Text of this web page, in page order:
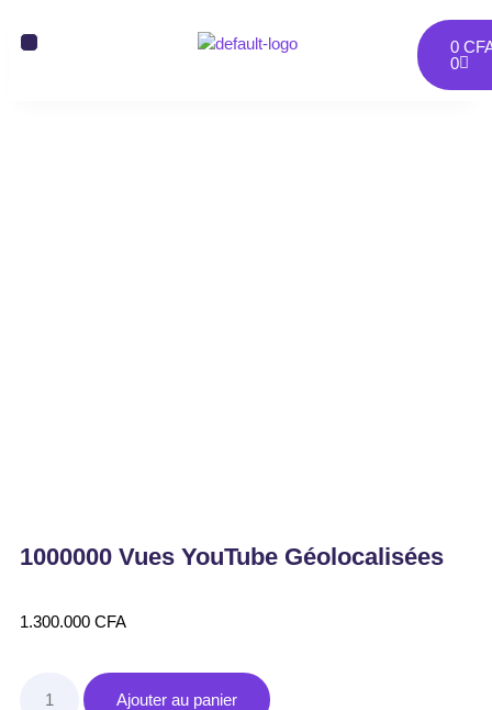
0
0
1000000 Vues YouTube Géolocalisées
1.300.000 CFA
Ajouter au panier